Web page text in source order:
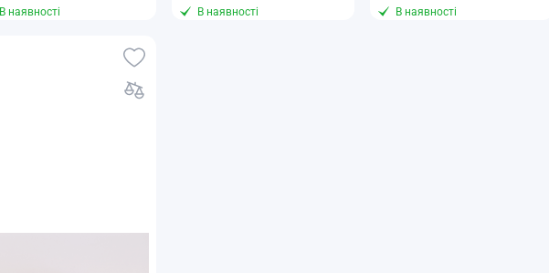
В наявності В наявності В наявності